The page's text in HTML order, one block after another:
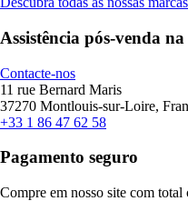
Assistência pós-venda
Contacte-nos
11 rue Bernard Maris
37270 Montlouis-sur-Loire,
+33 1 86 47 62 58
Pagamento seguro
Compre em nosso site com total